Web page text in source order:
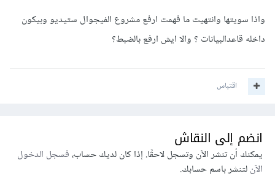
واذا سويتها وانتهيت ما فهمت ارفع مشروع الفيجوال ستيديو وبيكون
داخله قاعدالبيانات ؟ والا ايش ارفع بالضبط؟
اقتباس
انضم إلى النقاش
يمكنك أن تنشر الآن وتسجل لاحقًا. إذا كان لديك حساب،فسجل الدخول
الآنلتنشر باسم حسابك.